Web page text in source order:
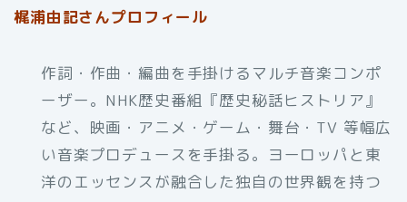
梶浦由記さんプロフィール
作詞・作曲・編曲を手掛けるマルチ音楽コンポ
ーザー。NHK歴史番組『歴史秘話ヒストリア』
など、映画・アニメ・ゲーム・舞台・TV 等幅広
い音楽プロデュースを手掛る。ヨーロッパと東
洋のエッセンスが融合した独自の世界観を持つ